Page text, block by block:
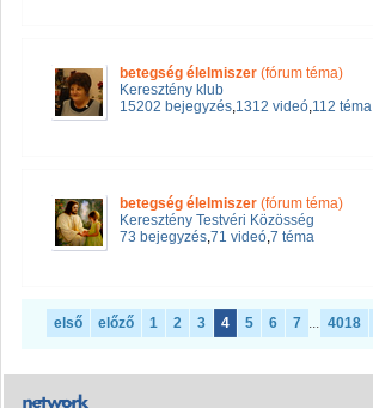
betegség élelmiszer (fórum téma)
Keresztény klub
15202 bejegyzés,1312 videó,112 téma
betegség élelmiszer (fórum téma)
Keresztény Testvéri Közösség
73 bejegyzés,71 videó,7 téma
első előző 1 2 3 4 5 6 7 ... 4018